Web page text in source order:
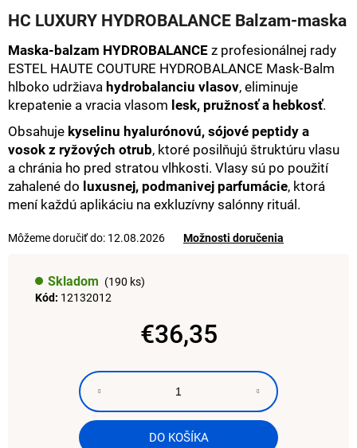
produktu
0,0
z
5
hviezdičiek.
HC LUXURY HYDROBALANCE Balzam-maska
Maska-balzam HYDROBALANCE z profesionálnej rady
ESTEL HAUTE COUTURE HYDROBALANCE Mask-Balm
hlboko udržiava hydrobalanciu vlasov, eliminuje
krepatenie a vracia vlasom lesk, pružnosť a hebkosť.
Obsahuje kyselinu hyalurónovú, sójové peptidy a
vosok z ryžových otrub, ktoré posilňujú štruktúru vlasu
a chránia ho pred stratou vlhkosti. Vlasy sú po použití
zahalené do luxusnej, podmanivej parfumácie, ktorá
mení každú aplikáciu na exkluzívny salónny rituál.
Môžeme doručiť do: 12.08.2026 Možnosti doručenia
Skladom (190 ks)
Kód: 12132012
€36,35
cena:
DO KOŠÍKA
á
j
s
ť
?
HĽADAŤ